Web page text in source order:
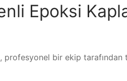
Epoksi
bir ekip tarafından